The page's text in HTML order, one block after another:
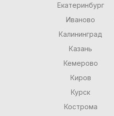
Екатеринбург
Иваново
Калининград
Казань
Кемерово
Киров
Курск
Кострома